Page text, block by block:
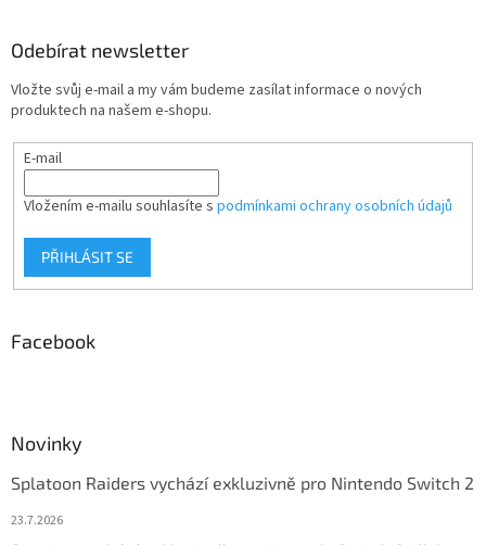
Odebírat newsletter
Vložte svůj e-mail a my vám budeme zasílat informace o nových
produktech na našem e-shopu.
E-mail
Vložením e-mailu souhlasíte s podmínkami ochrany osobních údajů
PŘIHLÁSIT SE
Facebook
Novinky
Splatoon Raiders vychází exkluzivně pro Nintendo Switch 2
23.7.2026